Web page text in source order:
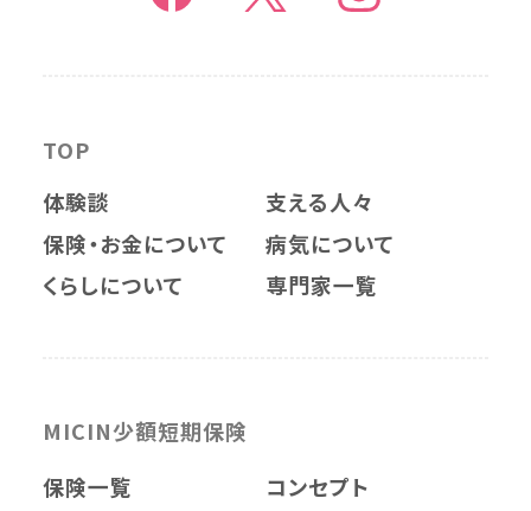
TOP
体験談
支える人々
保険・お金について
病気について
くらしについて
専門家一覧
MICIN少額短期保険
保険一覧
コンセプト